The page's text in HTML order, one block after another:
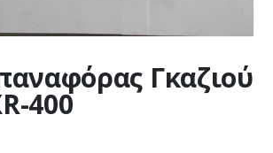
Γκαζιού
400